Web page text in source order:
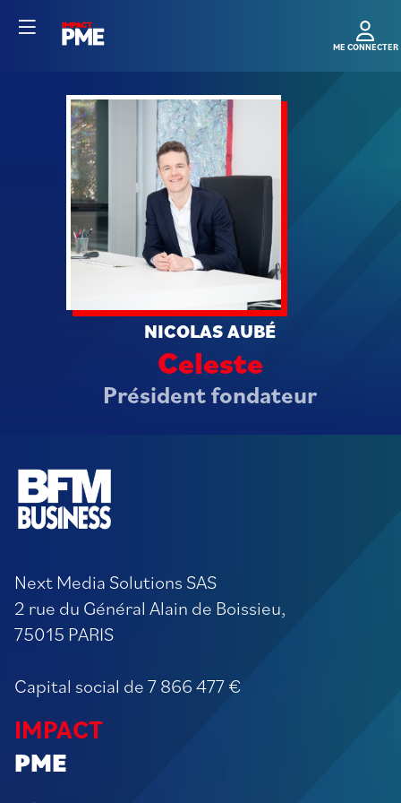
NA
NICOLASAUBÉ
Celeste
Président fondateur
Next Media Solutions SAS
2 rue du Général Alain de Boissieu,
75015 PARIS
Capital social de 7 866 477 €
IMPACT
PME